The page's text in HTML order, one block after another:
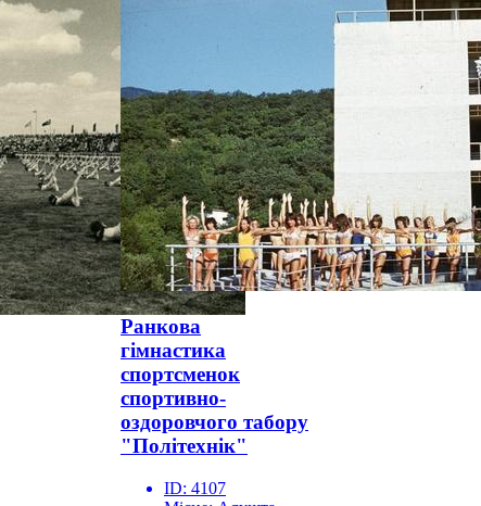
Ранкова
гімнастика
спортсменок
спортивно-
оздоровчого табору
"Політехнік"
ID: 4107